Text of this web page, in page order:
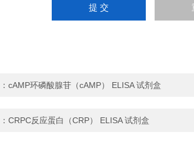
cAMP环磷酸腺苷（cAMP） ELISA 试剂盒
CRPC反应蛋白（CRP） ELISA 试剂盒